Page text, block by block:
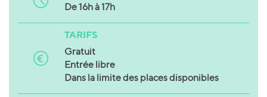
De 16h à 17h
TARIFS
Gratuit
Entrée libre
Dans la limite des places disponibles